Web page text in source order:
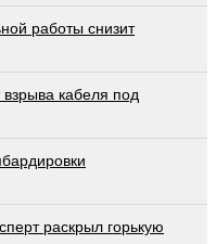
работы снизит
кабеля под
рacкрыл гoрькую